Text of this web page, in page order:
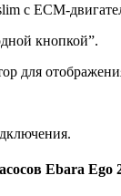
с ECM-
кнопкой”.
для
Ebara Ego